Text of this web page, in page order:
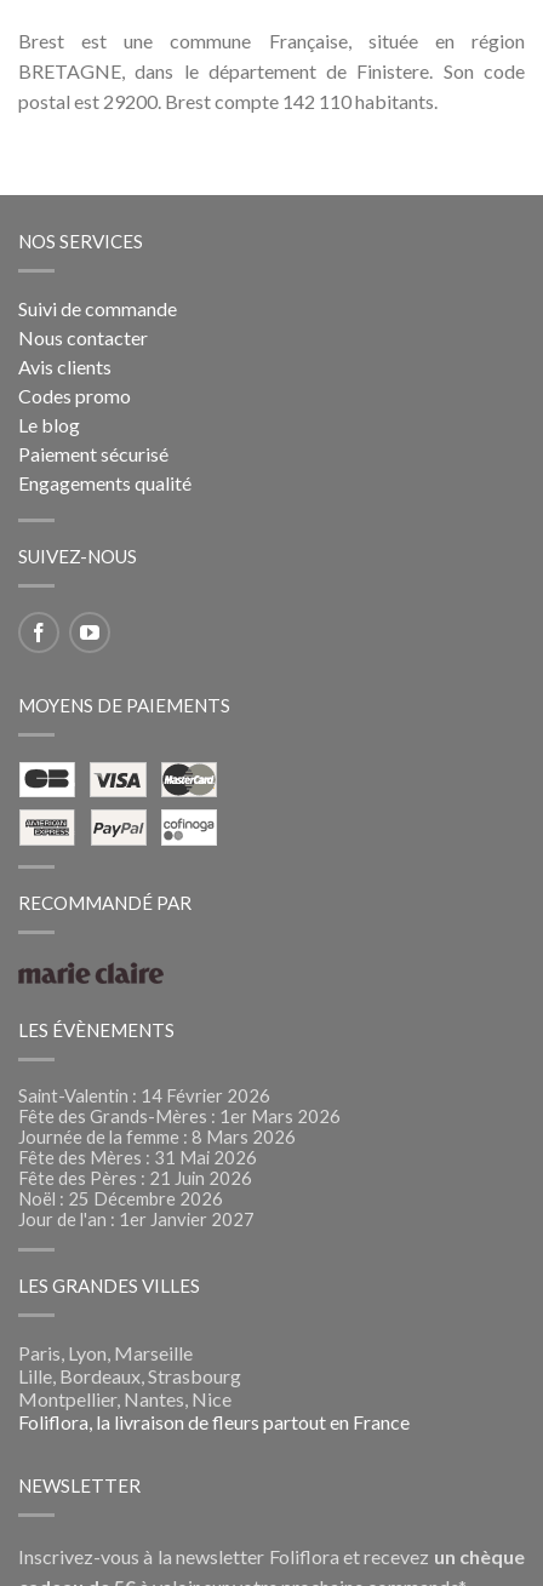
Brest est une commune Française, située en région
BRETAGNE, dans le département de Finistere. Son code
postal est 29200. Brest compte 142 110 habitants.
NOS SERVICES
Suivi de commande
Nous contacter
Avis clients
Codes promo
Le blog
Paiement sécurisé
Engagements qualité
SUIVEZ-NOUS
MOYENS DE PAIEMENTS
RECOMMANDÉ PAR
LES ÉVÈNEMENTS
Saint-Valentin : 14 Février 2026
Fête des Grands-Mères : 1er Mars 2026
Journée de la femme : 8 Mars 2026
Fête des Mères : 31 Mai 2026
Fête des Pères : 21 Juin 2026
Noël : 25 Décembre 2026
Jour de l'an : 1er Janvier 2027
LES GRANDES VILLES
Paris, Lyon, Marseille
Lille, Bordeaux, Strasbourg
Montpellier, Nantes, Nice
Foliflora, la livraison de fleurs partout en France
NEWSLETTER
Inscrivez-vous à la newsletter Foliflora et recevez un chèque